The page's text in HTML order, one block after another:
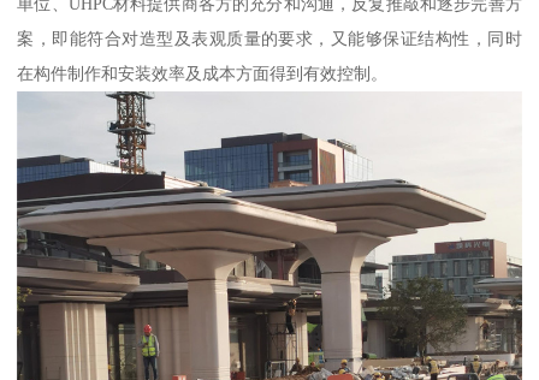
案，即能符合对造型及表观质量的要求，又能够保证结构性，同时
在构件制作和安装效率及成本方面得到有效控制。